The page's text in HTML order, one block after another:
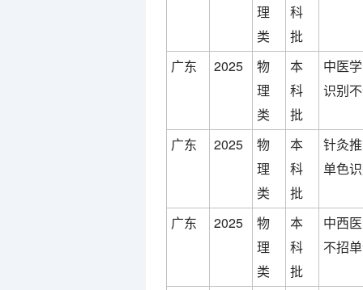
理
类
科
批
广东 2025
物
理
类
本
科
批
中医
识别
广东 2025
物
理
类
本
科
批
针灸
单色
广东 2025
物
理
类
本
科
批
中西
不招